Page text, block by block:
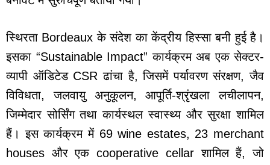
स्थिरता Bordeaux के संदेश का केंद्रीय हिस्सा बनी हुई है।
इसका “Sustainable Impact” कार्यक्रम अब एक सेक्टर-
व्यापी ऑडिटेड CSR ढांचा है, जिसमें पर्यावरण संरक्षण, जैव
विविधता, जलवायु अनुकूलन, आपूर्ति-श्रृंखला लचीलापन,
जिम्मेदार सोर्सिंग तथा कार्यस्थल स्वास्थ्य और सुरक्षा शामिल
हैं। इस कार्यक्रम में 69 wine estates, 23 merchant
houses और एक cooperative cellar शामिल हैं, जो